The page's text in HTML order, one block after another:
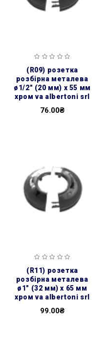
(r09) розетка
розбірна металева
ø1/2″ (20 мм) х 55 мм
хром va albertoni srl
76.00₴
(r11) розетка
розбірна металева
ø1″ (32 мм) х 65 мм
хром va albertoni srl
99.00₴